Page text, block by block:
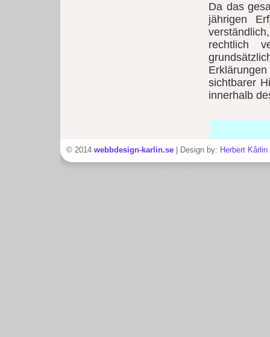
Da das
jährigen
rechtlich
sichtbarer
innerhalb
© 2014 webbdesign-karlin.se | Design by: Herbert Kårlin